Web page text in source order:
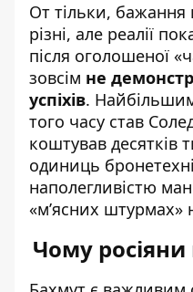
От тільки, бажання
різні, але реалії
після оголошеної
зовсім не
успіхів.
того часу став
коштував десятків
одиниць
наполегливістю
«м’ясних штурмах»
Чому